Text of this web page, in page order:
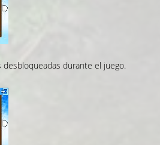
durante el juego.